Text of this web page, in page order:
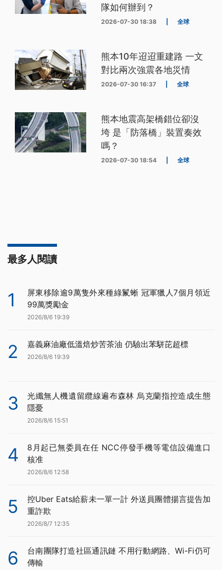
隊如何辦到？
2026-07-30 18:38 全球
熊本10年迢迢重建路 一文
對比兩次強震各地災情
2026-07-30 16:37 全球
熊本地震高架橋錯位卻沒
垮 是「防落橋」裝置奏效
嗎？
2026-07-30 18:54 全球
最多人閱讀
1
屏東移除逾9萬隻外來種綠鬣蜥 冠軍獵人7個月領近
99萬獎勵金
2026/8/6 19:39
2 嘉義麻油廠低溫焙炒苦茶油 仍驗出苯駢芘超標
2026/8/6 19:39
3
光纖無人機遺留纜線遍布森林 烏克蘭指控造成生態
隱憂
2026/8/6 15:51
4
8月起已無委員在任 NCC停發手機等電信設備進口
核准
2026/8/6 12:58
5
控Uber Eats給薪未一單一計 外送員團體揚言提告加
重詐欺
2026/8/7 12:35
6
台南團隊打造社區通訊鏈 不用行動網路、Wi-Fi仍可
傳輸